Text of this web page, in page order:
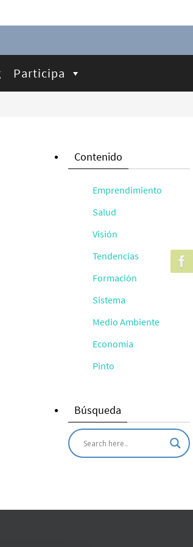
Participa
Contenido
Emprendimiento
Salud
Visión
Tendencias
Formación
Sistema
Medio Ambiente
Economía
Pinto
Búsqueda